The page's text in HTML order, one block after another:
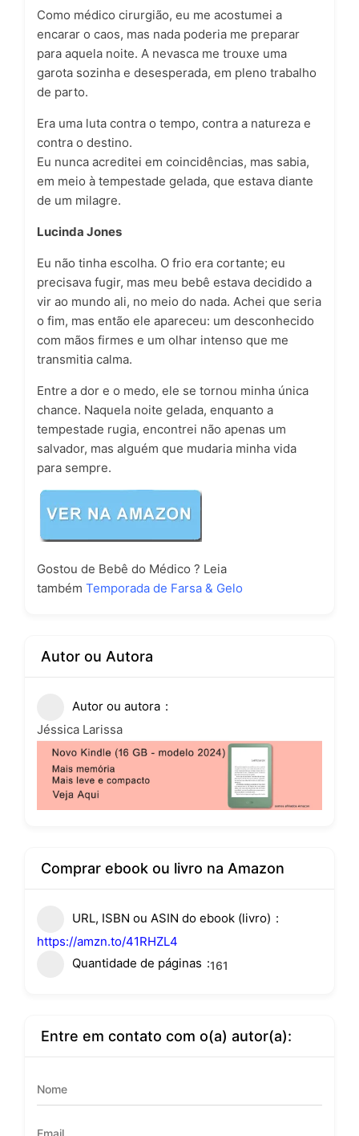
Como médico cirurgião, eu me acostumei a
encarar o caos, mas nada poderia me preparar
para aquela noite. A nevasca me trouxe uma
garota sozinha e desesperada, em pleno trabalho
de parto.
Era uma luta contra o tempo, contra a natureza e
contra o destino.
Eu nunca acreditei em coincidências, mas sabia,
em meio à tempestade gelada, que estava diante
de um milagre.
Lucinda Jones
Eu não tinha escolha. O frio era cortante; eu
precisava fugir, mas meu bebê estava decidido a
vir ao mundo ali, no meio do nada. Achei que seria
o fim, mas então ele apareceu: um desconhecido
com mãos firmes e um olhar intenso que me
transmitia calma.
Entre a dor e o medo, ele se tornou minha única
chance. Naquela noite gelada, enquanto a
tempestade rugia, encontrei não apenas um
salvador, mas alguém que mudaria minha vida
para sempre.
Gostou de Bebê do Médico ? Leia
também Temporada de Farsa & Gelo
Autor ou Autora
Autor ou autora
Jéssica Larissa
Comprar ebook ou livro na Amazon
URL, ISBN ou ASIN do ebook (livro)
https://amzn.to/41RHZL4
Quantidade de páginas
161
Entre em contato com o(a) autor(a):